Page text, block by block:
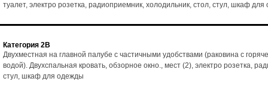
туалет, электро розетка, радиоприемник, холодильник, стол, стул, шкаф
Категория 2В
Двухместная на главной палубе с частичными удобствами (раковина с
водой). Двухспальная кровать, обзорное окно., мест (2), электро розетка,
стул, шкаф для одежды